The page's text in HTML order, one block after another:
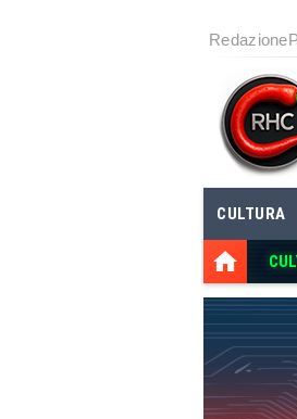
Redazione
CULTURA